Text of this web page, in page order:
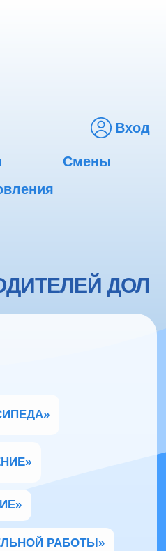
Вход
Смены
ДОЛ
РАБОТЫ»